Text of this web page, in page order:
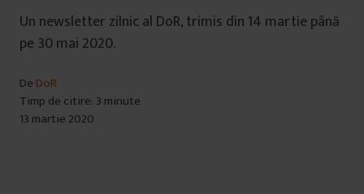
Un newsletter zilnic al DoR, trimis din 14 martie până
pe 30 mai 2020.
De DoR
Timp de citire: 3 minute
13 martie 2020